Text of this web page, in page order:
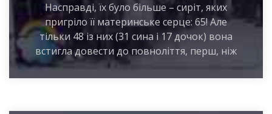
Насправді, їх було більше – сиріт, яких
пригріло її материнське серце: 65! Але
тільки 48 із них (31 сина і 17 дочок) вона
встигла довести до повноліття, перш, ніж